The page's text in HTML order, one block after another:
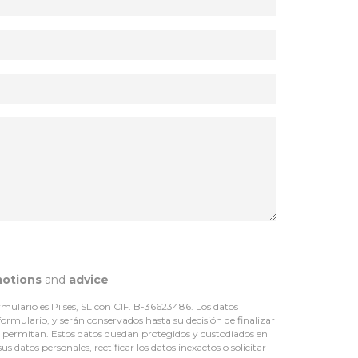
and advice
es Pilses, SL con CIF. B-36623486. Los datos
y serán conservados hasta su decisión de finalizar
Estos datos quedan protegidos y custodiados en
datos personales, rectificar los datos inexactos o solicitar